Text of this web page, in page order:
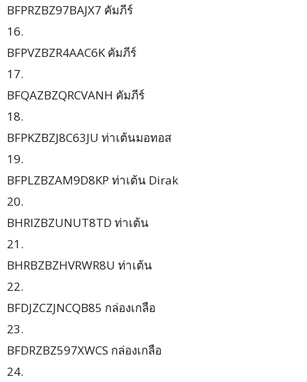
BFPRZBZ97BAJX7 คัมภีร์
16.
BFPVZBZR4AAC6K คัมภีร์
17.
BFQAZBZQRCVANH คัมภีร์
18.
BFPKZBZJ8C63JU ท่าเต้นมอทอส
19.
BFPLZBZAM9D8KP ท่าเต้น Dirak
20.
BHRIZBZUNUT8TD ท่าเต้น
21.
BHRBZBZHVRWR8U ท่าเต้น
22.
BFDJZCZJNCQB85 กล่องเกลือ
23.
BFDRZBZ597XWCS กล่องเกลือ
24.